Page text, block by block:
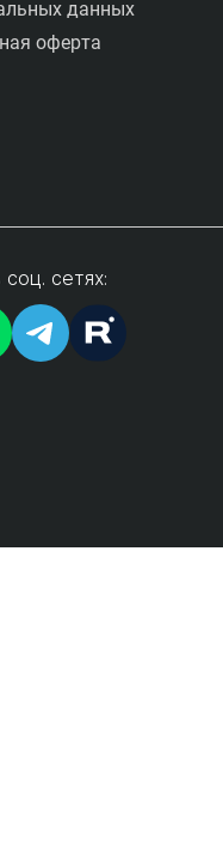
данных
оферта
сетях: